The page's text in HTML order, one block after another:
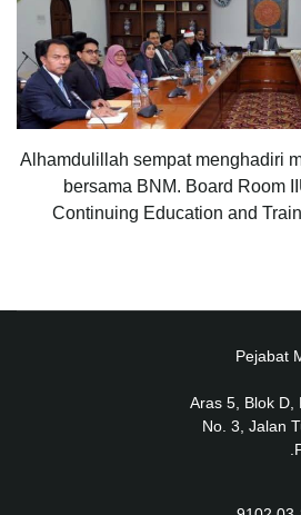
Alhamdulillah sempat menghadiri
bersama BNM. Board Room
Continuing Education and
Pejabat
Aras 5, Blok D,
No. 3, Jalan